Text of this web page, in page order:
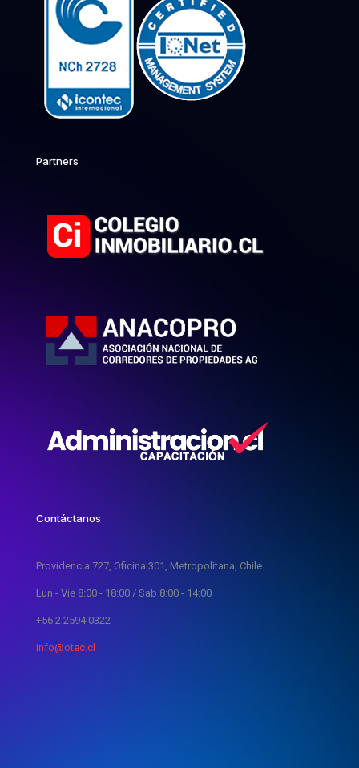
Partners
Contáctanos
Providencia 727, Oficina 301, Metropolitana, Chile
Lun - Vie 8:00 - 18:00 / Sab 8:00 - 14:00
+56 2 2594 0322
info@otec.cl